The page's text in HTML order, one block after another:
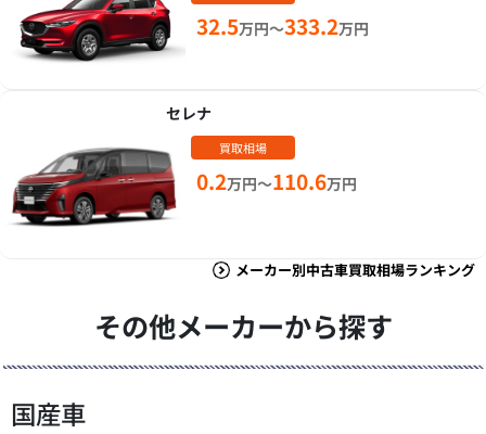
32.5万円～333.2万円
セレナ
買取相場
0.2万円～110.6万円
メーカー別中古車買取相場ランキング
その他メーカーから探す
国産車